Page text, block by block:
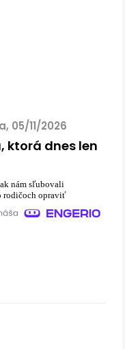
05/11/2026
ktorá dnes len
nám sľubovali
rodičoch opraviť